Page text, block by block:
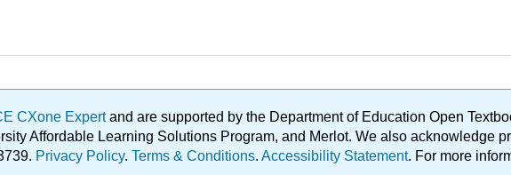
CXone Expertand are supported by the Department of Education Open
Affordable Learning Solutions Program, and Merlot. We also acknowledge
Privacy Policy. Terms & Conditions. Accessibility Statement. For more